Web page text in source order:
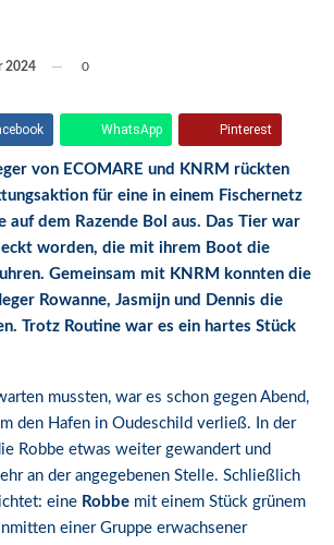
2024 0
WhatsApp Pinterest
Linkedin Telegram
von ECOMARE und KNRM rückten
für eine in einem Fischernetz
auf dem Razende Bol aus. Das Tier war
worden, die mit ihrem Boot die
Gemeinsam mit KNRM konnten die
Rowanne, Jasmijn und Dennis die
Trotz Routine war es ein hartes Stück
mussten, war es schon gegen Abend,
den Hafen in Oudeschild verließ. In der
Robbe etwas weiter gewandert und
an der angegebenen Stelle. Schließlich
eine Robbe mit einem Stück grünem
einer Gruppe erwachsener